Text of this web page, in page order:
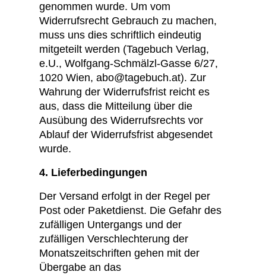
genommen wurde. Um vom
Widerrufsrecht Gebrauch zu machen,
muss uns dies schriftlich eindeutig
mitgeteilt werden (Tagebuch Verlag,
e.U., Wolfgang-Schmälzl-Gasse 6/27,
1020 Wien, abo@tagebuch.at). Zur
Wahrung der Widerrufsfrist reicht es
aus, dass die Mitteilung über die
Ausübung des Widerrufsrechts vor
Ablauf der Widerrufsfrist abgesendet
wurde.
4. Lieferbedingungen
Der Versand erfolgt in der Regel per
Post oder Paketdienst. Die Gefahr des
zufälligen Untergangs und der
zufälligen Verschlechterung der
Monatszeitschriften gehen mit der
Übergabe an das